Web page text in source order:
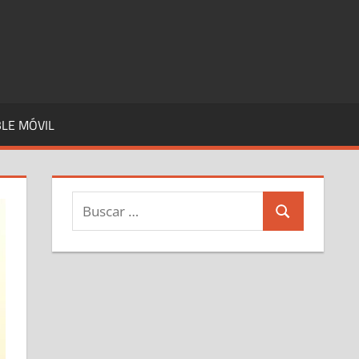
MÓVIL
Buscar:
Buscar